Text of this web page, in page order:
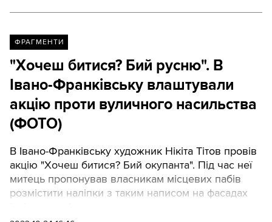
ФРАГМЕНТИ
"Хочеш битися? Бий русню". В
Івано-Франківську влаштували
акцію проти вуличного насильства
(ФОТО)
В Івано-Франківську художник Нікіта Тітов провів
акцію "Хочеш битися? Бий окупанта". Під час неї
митець пропонував власникам місцевих пабів
розмістити наліпки з таким написом на фасадах